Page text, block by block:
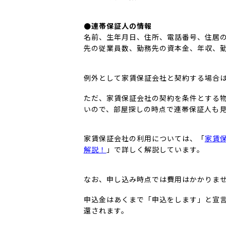
●連帯保証人の情報
名前、生年月日、住所、電話番号、住居
先の従業員数、勤務先の資本金、年収、
例外として家賃保証会社と契約する場合
ただ、家賃保証会社の契約を条件とする
いので、部屋探しの時点で連帯保証人も
家賃保証会社の利用については、「家賃
解説！ 」で詳しく解説しています。
なお、申し込み時点では費用はかかりま
申込金はあくまで「申込をします」と宣
還されます。